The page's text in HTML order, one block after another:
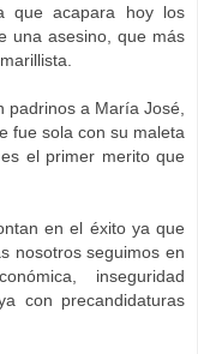
que acapara hoy los
una asesino, que más
a María José,
fue sola con su maleta
el primer merito que
en el éxito ya que
nosotros seguimos en
inseguridad
con precandidaturas